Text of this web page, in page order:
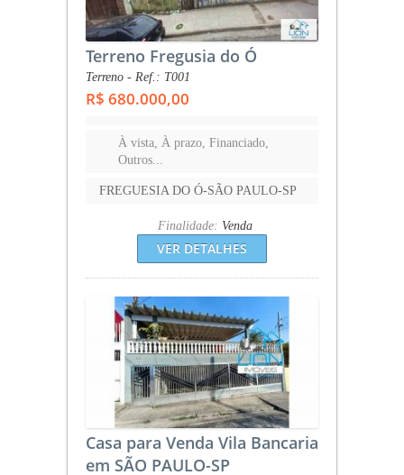
Terreno Fregusia do Ó
Terreno - Ref.: T001
R$ 680.000,00
À vista, À prazo, Financiado,
Outros...
FREGUESIA DO Ó-SÃO PAULO-SP
Finalidade: Venda
VER DETALHES
Casa para Venda Vila Bancaria
em SÃO PAULO-SP